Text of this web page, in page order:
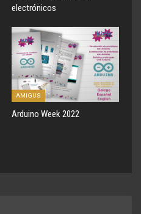
electrónicos
AMIGUS
Arduino Week 2022